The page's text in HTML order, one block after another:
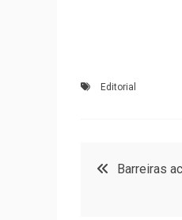
Editorial
Barreiras